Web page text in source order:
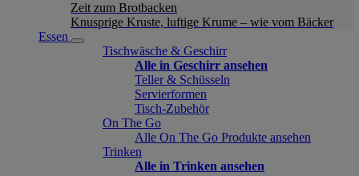
Zeit zum Brotbacken
Knusprige Kruste, luftige Krume – wie vom Bäcker
Essen
Tischwäsche & Geschirr
Alle in Geschirr ansehen
Teller & Schüsseln
Servierformen
Tisch-Zubehör
On The Go
Alle On The Go Produkte ansehen
Trinken
Alle in Trinken ansehen